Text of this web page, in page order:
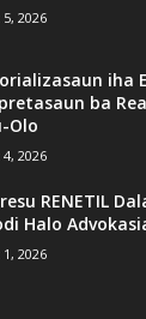
2026
iha
ba
Olo
2026
RENETIL
Halo
2026